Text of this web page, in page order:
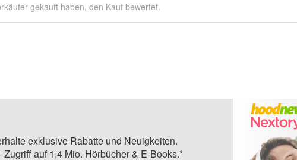
gekauft haben, den Kauf bewertet.
exklusive Rabatte und Neuigkeiten.
auf 1,4 Mio. Hörbücher & E-Books.*